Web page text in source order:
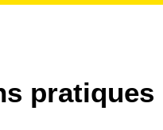
pratiques